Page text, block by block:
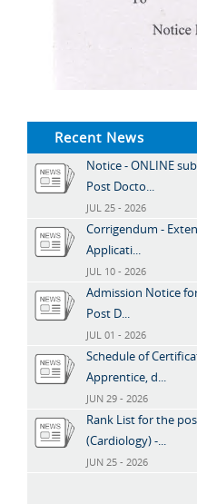
Recent News
Notice - ONLINE
Post Docto...
JUL 25 - 2026
Corrigendum -
Applicati...
JUL 10 - 2026
Admission Notice
Post D...
JUL 01 - 2026
Schedule of
Apprentice, d...
JUN 29 - 2026
Rank List for the
(Cardiology) -...
JUN 25 - 2026